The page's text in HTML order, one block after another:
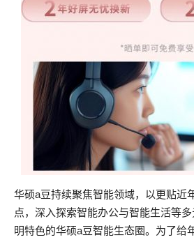
华硕a豆持续聚焦智能领域，以更贴近
点，深入探索智能办公与智能生活等
明特色的华硕a豆智能生态圈。为了给